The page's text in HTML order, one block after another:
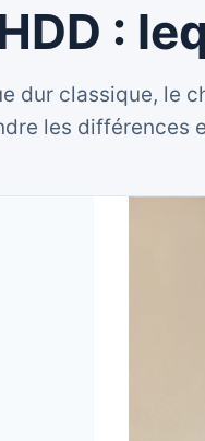
:
dur classique, le
les différences